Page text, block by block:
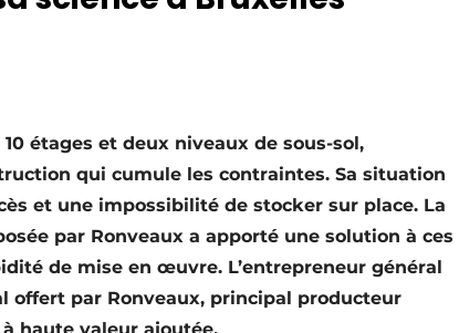
étages et deux niveaux de sous-sol,
qui cumule les contraintes. Sa situation
et une impossibilité de stocker sur place. La
par Ronveaux a apporté une solution à ces
de mise en œuvre. L’entrepreneur général
offert par Ronveaux, principal producteur